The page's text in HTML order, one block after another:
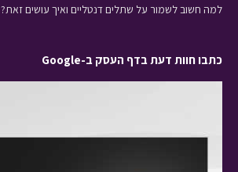
למה חשוב לשמור על שתלים דנטליים ואיך עושים זאת?
כתבו חוות דעת בדף העסק ב-Google